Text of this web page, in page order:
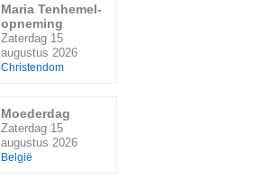
Maria Tenhemel-
opneming
Zaterdag 15
augustus 2026
Christendom
Moederdag
Zaterdag 15
augustus 2026
België